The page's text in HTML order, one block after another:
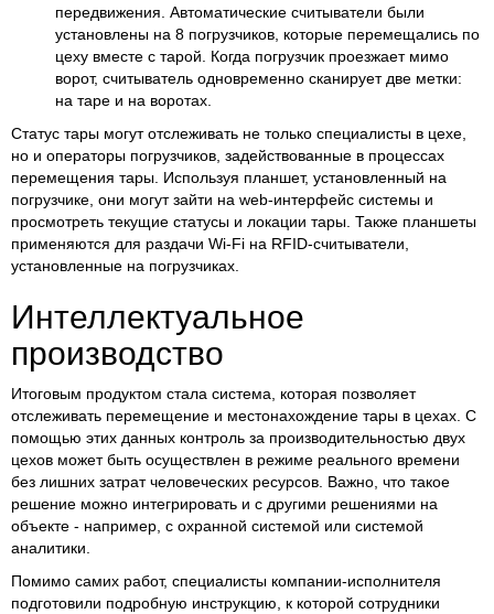
передвижения. Автоматические считыватели были
установлены на 8 погрузчиков, которые перемещались по
цеху вместе с тарой. Когда погрузчик проезжает мимо
ворот, считыватель одновременно сканирует две метки:
на таре и на воротах.
Статус тары могут отслеживать не только специалисты в цехе,
но и операторы погрузчиков, задействованные в процессах
перемещения тары. Используя планшет, установленный на
погрузчике, они могут зайти на web-интерфейс системы и
просмотреть текущие статусы и локации тары. Также планшеты
применяются для раздачи Wi-Fi на RFID-считыватели,
установленные на погрузчиках.
Интеллектуальное
производство
Итоговым продуктом стала система, которая позволяет
отслеживать перемещение и местонахождение тары в цехах. С
помощью этих данных контроль за производительностью двух
цехов может быть осуществлен в режиме реального времени
без лишних затрат человеческих ресурсов. Важно, что такое
решение можно интегрировать и с другими решениями на
объекте - например, с охранной системой или системой
аналитики.
Помимо самих работ, специалисты компании-исполнителя
подготовили подробную инструкцию, к которой сотрудники